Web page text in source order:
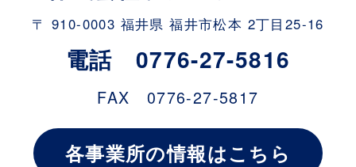
〒 910-0003 福井県 福井市松本 2丁目25-16
電話 0776-27-5816
FAX 0776-27-5817
各事業所の情報はこちら